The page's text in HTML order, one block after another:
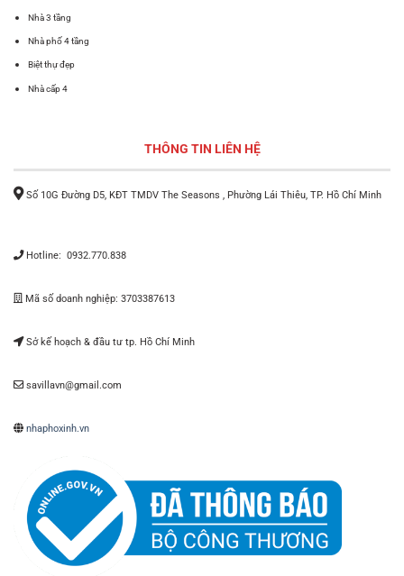
Nhà 3 tầng
Nhà phố 4 tầng
Biệt thự đẹp
Nhà cấp 4
THÔNG TIN LIÊN HỆ
Số 10G Đường D5, KĐT TMDV The Seasons , Phường Lái Thiêu, TP. Hồ Chí Minh
Hotline: 0932.770.838
Mã số doanh nghiệp: 3703387613
Sở kế hoạch & đầu tư tp. Hồ Chí Minh
savillavn@gmail.com
nhaphoxinh.vn